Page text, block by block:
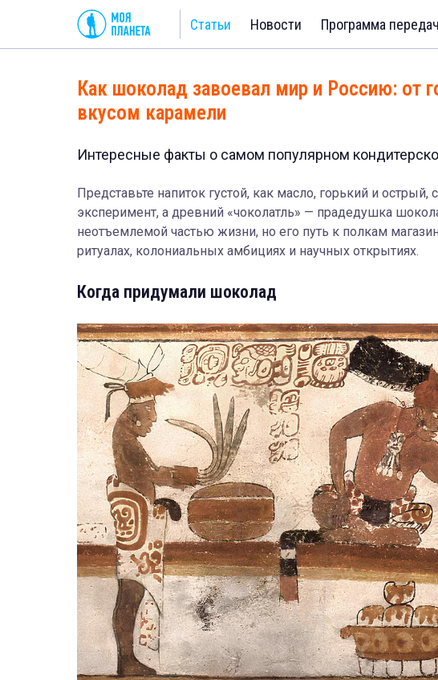
Статьи Новости Программа передач
Как шоколад завоевал мир и Россию: от
вкусом карамели
Интересные факты о самом популярном
Представьте напиток густой, как масло, горький и
эксперимент, а древний «чоколатль» — прадедушка
неотъемлемой частью жизни, но его путь к полкам
ритуалах, колониальных амбициях и научных открытиях.
Когда придумали шоколад